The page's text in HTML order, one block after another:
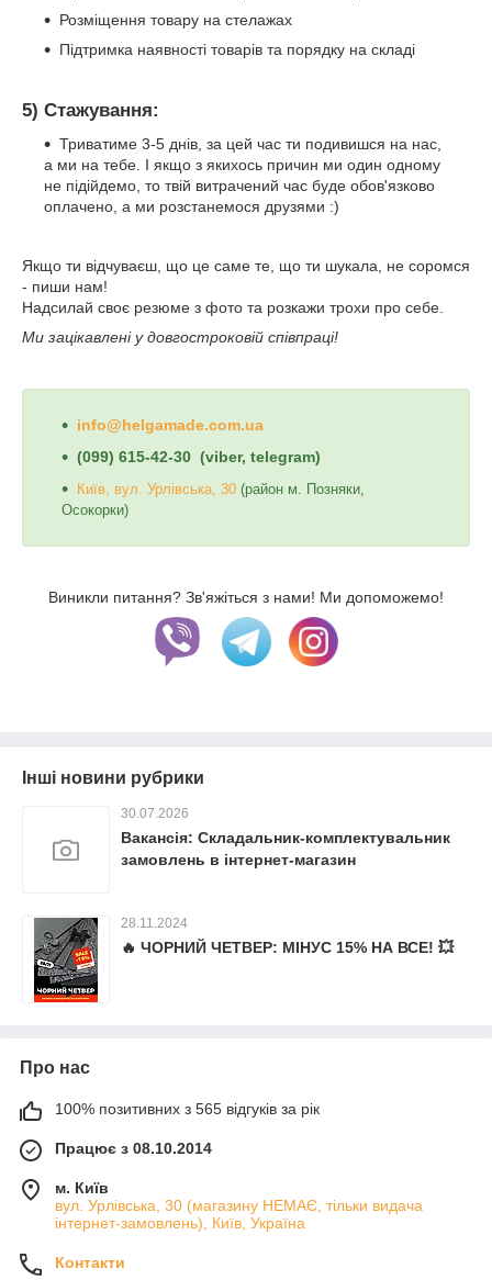
Розміщення товару на стелажах
Підтримка наявності товарів та порядку на складі
5) Стажування:
Триватиме 3-5 днів, за цей час ти подивишся на нас,
а ми на тебе. І якщо з якихось причин ми один одному
не підійдемо, то твій витрачений час буде обов'язково
оплачено, а ми розстанемося друзями :)
Якщо ти відчуваєш, що це саме те, що ти шукала, не соромся
- пиши нам!
Надсилай своє резюме з фото та розкажи трохи про себе.
Ми зацікавлені у довгостроковій співпраці!
info@helgamade.com.ua
(099) 615-42-30 (viber, telegram)
Київ, вул. Урлівська, 30 (район м. Позняки,
Осокорки)
Виникли питання? Зв'яжіться з нами! Ми допоможемо!
Інші новини рубрики
30.07.2026
Вакансія: Складальник-комплектувальник
замовлень в інтернет-магазин
28.11.2024
🔥 ЧОРНИЙ ЧЕТВЕР: МІНУС 15% НА ВСЕ! 💥
Про нас
100% позитивних з 565 відгуків за рік
Працює з 08.10.2014
м. Київ
вул. Урлівська, 30 (магазину НЕМАЄ, тільки видача
інтернет-замовлень), Київ, Україна
Контакти